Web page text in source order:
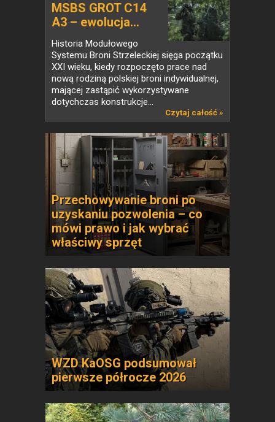
MSBS GROT C14
A3 – ewolucja...
Historia Modułowego
Systemu Broni Strzeleckiej sięga początku
XXI wieku, kiedy rozpoczęto prace nad
nową rodziną polskiej broni indywidualnej,
mającej zastąpić wykorzystywane
dotychczas konstrukcje...
Czytaj całość »
Przechowywanie broni po
uzyskaniu pozwolenia – co
mówi prawo i jak wybrać
właściwy sprzęt
WZD KaOSG podsumował
pierwsze półrocze 2026